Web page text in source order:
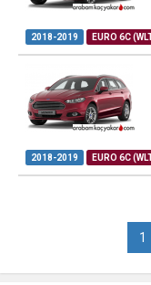
2018-2019 EURO 6C
2018-2019 EURO 6C
1